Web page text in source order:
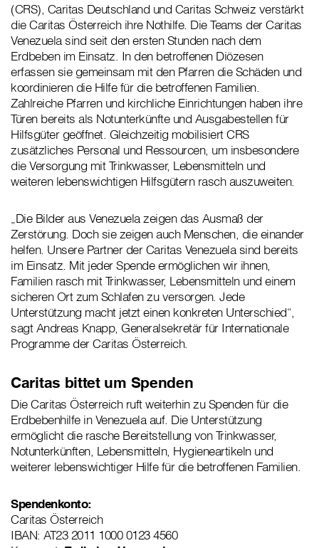
(CRS), Caritas Deutschland und Caritas Schweiz verstärkt
die Caritas Österreich ihre Nothilfe. Die Teams der Caritas
Venezuela sind seit den ersten Stunden nach dem
Erdbeben im Einsatz. In den betroffenen Diözesen
erfassen sie gemeinsam mit den Pfarren die Schäden und
koordinieren die Hilfe für die betroffenen Familien.
Zahlreiche Pfarren und kirchliche Einrichtungen haben ihre
Türen bereits als Notunterkünfte und Ausgabestellen für
Hilfsgüter geöffnet. Gleichzeitig mobilisiert CRS
zusätzliches Personal und Ressourcen, um insbesondere
die Versorgung mit Trinkwasser, Lebensmitteln und
weiteren lebenswichtigen Hilfsgütern rasch auszuweiten.
„Die Bilder aus Venezuela zeigen das Ausmaß der
Zerstörung. Doch sie zeigen auch Menschen, die einander
helfen. Unsere Partner der Caritas Venezuela sind bereits
im Einsatz. Mit jeder Spende ermöglichen wir ihnen,
Familien rasch mit Trinkwasser, Lebensmitteln und einem
sicheren Ort zum Schlafen zu versorgen. Jede
Unterstützung macht jetzt einen konkreten Unterschied“,
sagt Andreas Knapp, Generalsekretär für Internationale
Programme der Caritas Österreich.
Caritas bittet um Spenden
Die Caritas Österreich ruft weiterhin zu Spenden für die
Erdbebenhilfe in Venezuela auf. Die Unterstützung
ermöglicht die rasche Bereitstellung von Trinkwasser,
Notunterkünften, Lebensmitteln, Hygieneartikeln und
weiterer lebenswichtiger Hilfe für die betroffenen Familien.
Spendenkonto:
Caritas Österreich
IBAN: AT23 2011 1000 0123 4560